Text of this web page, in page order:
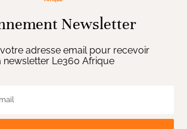
Newsletter
adresse email pour recevoir
newsletter Le360 Afrique